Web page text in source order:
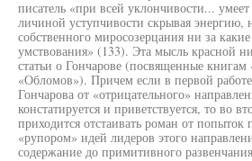
писатель «при всей уклончивости...
личиной уступчивости скрывая энергию,
собственного миросозерцания ни за
умствования» (133). Эта мысль красной
статьи о Гончарове (посвященные
«Обломов»). Причем если в первой
Гончарова от «отрицательного»
констатируется и приветствуется, то во
приходится отстаивать роман от попыток
«рупором» идей лидеров этого
содержание до примитивного